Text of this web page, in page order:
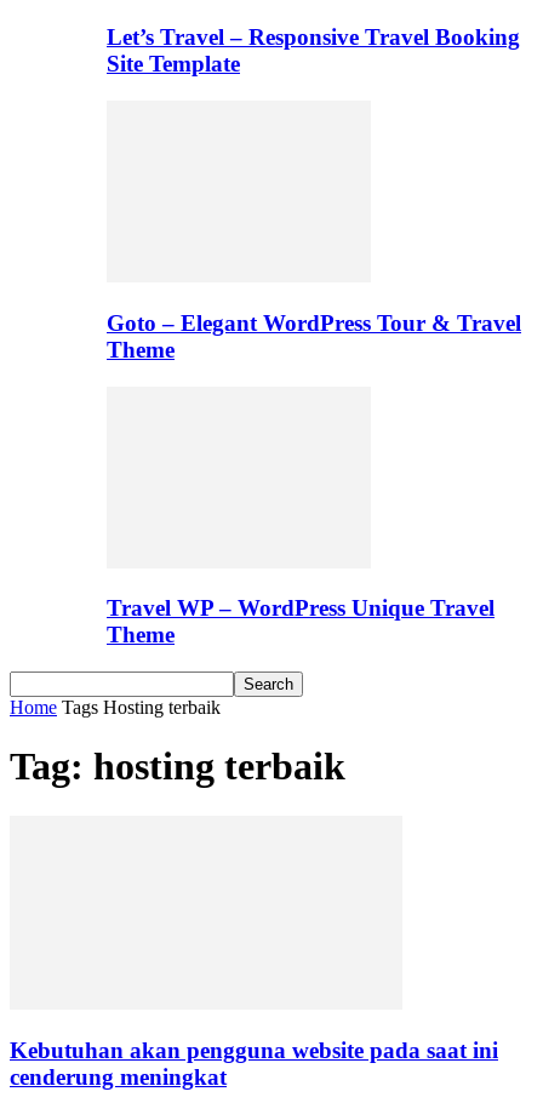
Let’s Travel – Responsive Travel Booking
Site Template
Goto – Elegant WordPress Tour & Travel
Theme
Travel WP – WordPress Unique Travel
Theme
Home Tags Hosting terbaik
Tag: hosting terbaik
Kebutuhan akan pengguna website pada saat ini
cenderung meningkat